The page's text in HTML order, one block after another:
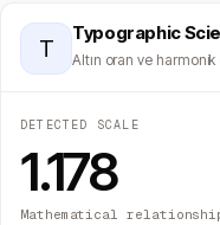
T
Typographic
Altın oran ve
DETECTED SCALE
1.178
Mathematical